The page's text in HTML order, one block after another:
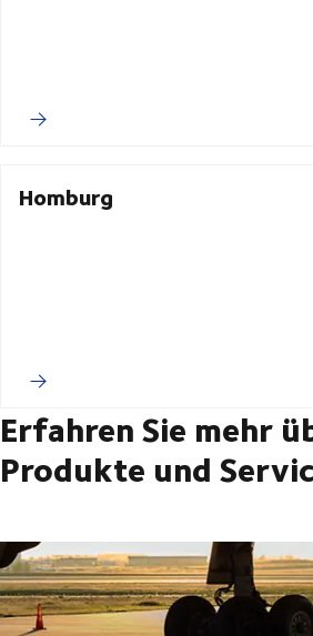
Homburg
Erfahren Sie mehr
Produkte und